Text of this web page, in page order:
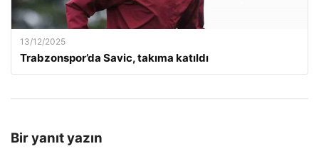
13/12/2025
Trabzonspor’da Savic, takıma katıldı
Bir yanıt yazın